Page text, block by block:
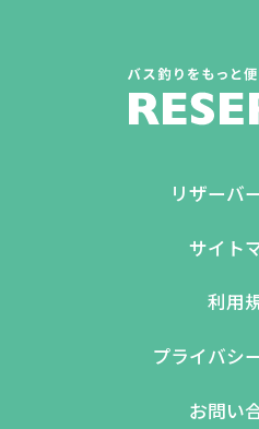
リザーバ
サイト
利用
プライバシ
お問い